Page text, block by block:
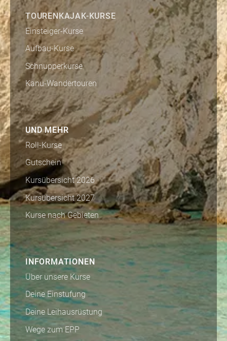
TOURENKAJAK-KURSE
Einsteiger-Kurse
Aufbau-Kurse
Schnupperkurse
Kanu-Wandertouren
UND MEHR
Roll-Kurse
Gutschein
Kursübersicht 2026
Kursübersicht 2027
Kurse nach Gebieten
INFORMATIONEN
Über unsere Kurse
Deine Einstufung
Deine Leihausrüstung
Wege zum EPP